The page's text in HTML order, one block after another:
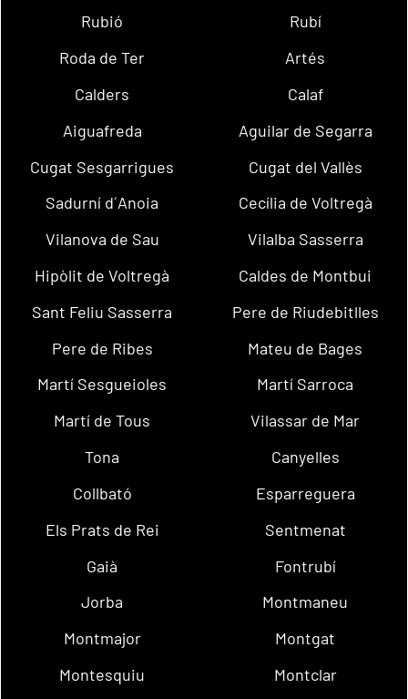
Rubió
Rubí
Roda de Ter
Artés
Calders
Calaf
Aiguafreda
Aguilar de Segarra
Cugat Sesgarrigues
Cugat del Vallès
Sadurní d´Anoia
Cecília de Voltregà
Vilanova de Sau
Vilalba Sasserra
Hipòlit de Voltregà
Caldes de Montbui
Sant Feliu Sasserra
Pere de Riudebitlles
Pere de Ribes
Mateu de Bages
Martí Sesgueioles
Martí Sarroca
Martí de Tous
Vilassar de Mar
Tona
Canyelles
Collbató
Esparreguera
Els Prats de Rei
Sentmenat
Gaià
Fontrubí
Jorba
Montmaneu
Montmajor
Montgat
Montesquiu
Montclar